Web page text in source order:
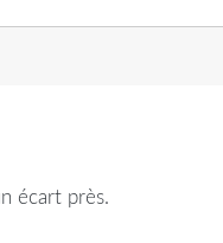
écart près.